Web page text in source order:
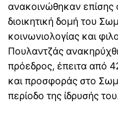
ανακοινώθηκαν επίσης
διοικητική δομή του
κοινωνιολογίας και
Πουλαντζάς
πρόεδρος, έπειτα από
και προσφοράς στο
περίοδο της ίδρυσής